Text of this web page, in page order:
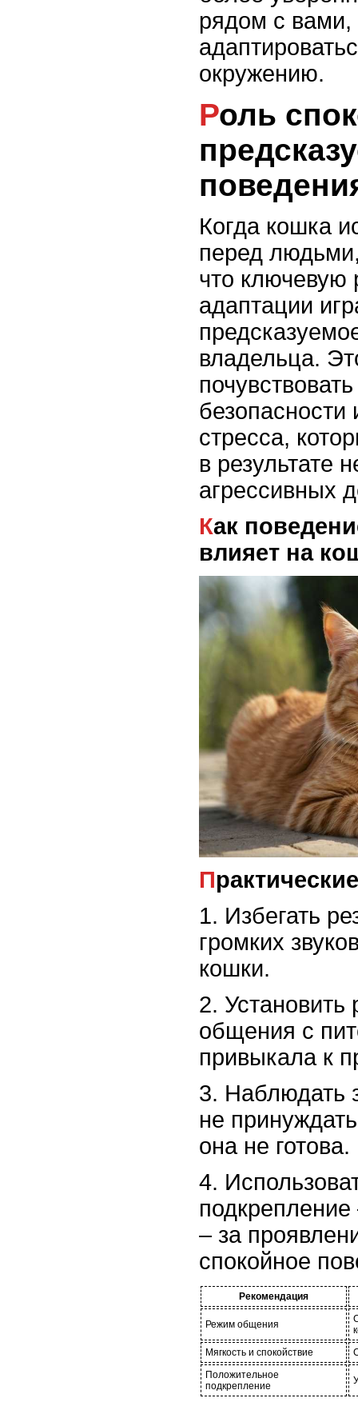
рядом с вами,
окружению.
Роль спокойного и
Когда кошка
перед
что ключевую
адаптации
владельца.
безопасности
стресса,
в результате
агрессивных
Как поведение владельца
влияет на
1. Избегать
громких
кошки.
2.
общения с
привыкала к
3. Наблюдать
не
она не готова.
4.
– за
спокойное
Рекомендация
Режим общения
Мягкость и спокойствие
Положительное
подкрепление